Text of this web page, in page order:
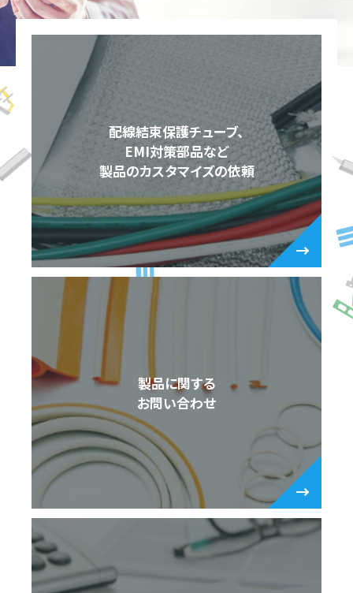
配線結束保護チューブ、
EMI対策部品など
製品のカスタマイズの依頼
製品に関する
お問い合わせ